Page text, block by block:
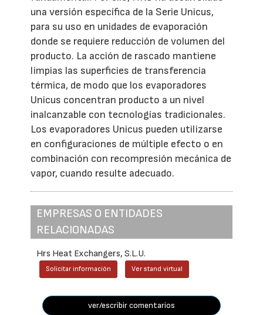
una versión específica de la Serie Unicus,
para su uso en unidades de evaporación
donde se requiere reducción de volumen del
producto. La acción de rascado mantiene
limpias las superficies de transferencia
térmica, de modo que los evaporadores
Unicus concentran producto a un nivel
inalcanzable con tecnologías tradicionales.
Los evaporadores Unicus pueden utilizarse
en configuraciones de múltiple efecto o en
combinación con recompresión mecánica de
vapor, cuando resulte adecuado.
EMPRESAS O ENTIDADES
RELACIONADAS
Hrs Heat Exchangers, S.L.U.
Solicitar información Ver stand virtual
ver/escribir comentarios